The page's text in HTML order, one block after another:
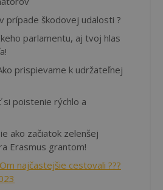
prípade škodovej udalosti ?
parlamentu, aj tvoj hlas
prispievame k udržateľnej
si poistenie rýchlo a
ako začiatok zelenšej
Erasmus grantom!
najčastejšie cestovali ???